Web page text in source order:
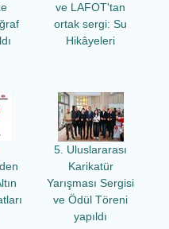
ve LAFOT'tan
ortak sergi: Su
Hikâyeleri
5. Uluslararası
Karikatür
Yarışması Sergisi
ve Ödül Töreni
yapıldı